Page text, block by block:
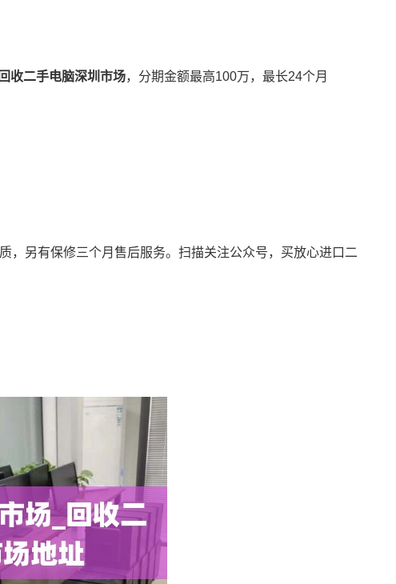
回收二手电脑深圳市场，分期金额最高100万，最长24个月
，另有保修三个月售后服务。扫描关注公众号，买放心进口二